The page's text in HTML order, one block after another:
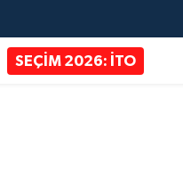
SEÇİM 2026: İTO